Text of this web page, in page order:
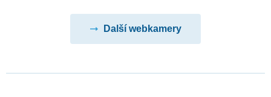
Další webkamery